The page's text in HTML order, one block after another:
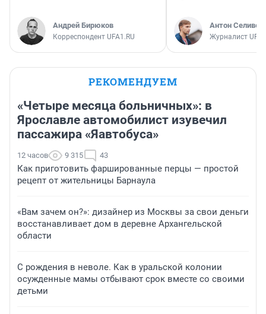
Андрей Бирюков
Корреспондент UFA1.RU
Антон
Журналист
РЕКОМЕНДУЕМ
«Четыре месяца больничных»: в
Ярославле автомобилист изувечил
пассажира «Яавтобуса»
12 часов 9 315 43
Как приготовить фаршированные перцы — простой
рецепт от жительницы Барнаула
«Вам зачем он?»: дизайнер из Москвы за свои деньги
восстанавливает дом в деревне Архангельской
области
С рождения в неволе. Как в уральской колонии
осужденные мамы отбывают срок вместе со своими
детьми